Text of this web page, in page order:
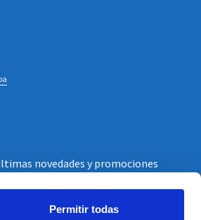
Permitir todas
novedades y promociones